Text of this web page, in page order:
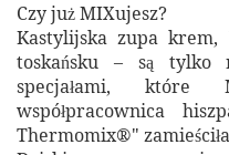
Czy już MIXujesz?
Kastylijska zupa
toskańsku – są tylko
specjałami, które
współpracownica
Thermomix®"